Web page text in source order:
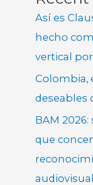
Así es
hecho
vertical
Colombia,
deseables
BAM
que
audiovisual